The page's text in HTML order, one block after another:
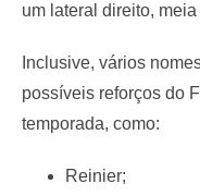
um lateral direito,
Inclusive, vários
possíveis reforços do
temporada, como:
Reinier;